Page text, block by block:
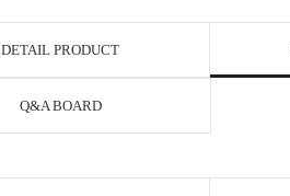
DETAIL PRODUCT
Q&A BOARD